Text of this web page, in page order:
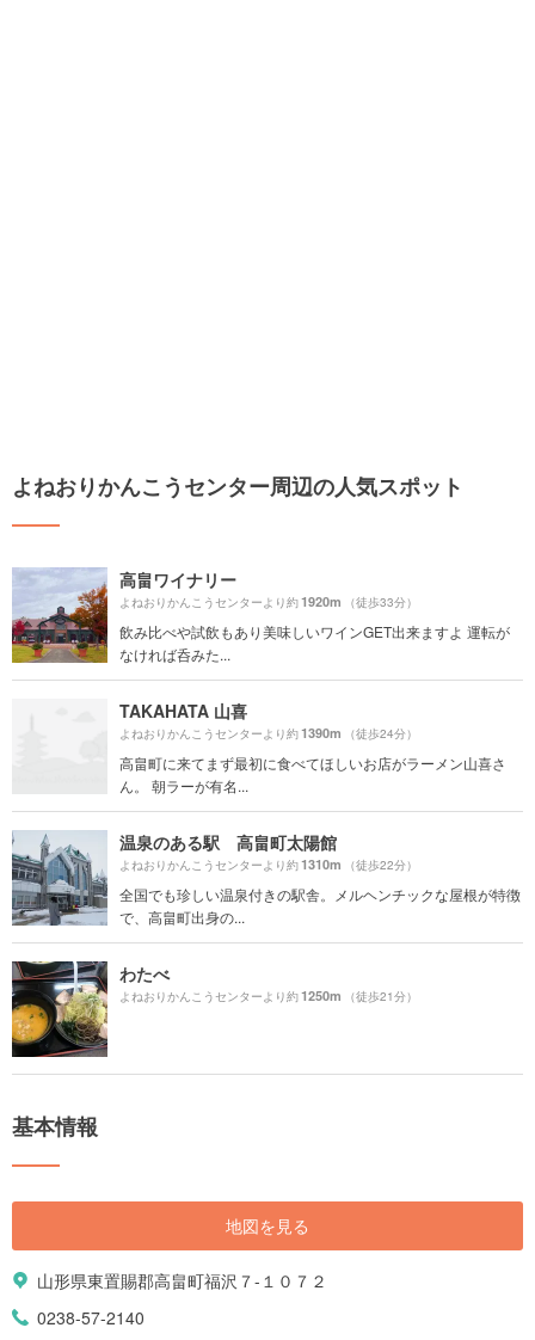
よねおりかんこうセンター周辺の人気スポット
高畠ワイナリー
よねおりかんこうセンターより約1920m （徒歩33分）
飲み比べや試飲もあり美味しいワインGET出来ますよ 運転が
なければ呑みた...
TAKAHATA 山喜
よねおりかんこうセンターより約1390m （徒歩24分）
高畠町に来てまず最初に食べてほしいお店がラーメン山喜さ
ん。 朝ラーが有名...
温泉のある駅 高畠町太陽館
よねおりかんこうセンターより約1310m （徒歩22分）
全国でも珍しい温泉付きの駅舎。メルヘンチックな屋根が特徴
で、高畠町出身の...
わたべ
よねおりかんこうセンターより約1250m （徒歩21分）
基本情報
地図を見る
山形県東置賜郡高畠町福沢７-１０７２
0238-57-2140